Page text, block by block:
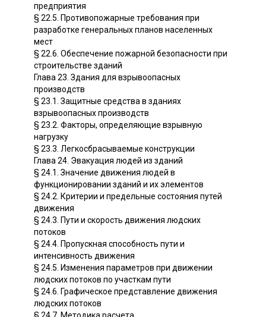
предприятия
§ 22.5. Противопожарные требования при
разработке генеральных планов населенных
мест
§ 22.6. Обеспечение пожарной безопасности при
строительстве зданий
Глава 23. Здания для взрывоопасных
производств
§ 23.1. Защитные средства в зданиях
взрывоопасных производств
§ 23.2. Факторы, определяющие взрывную
нагрузку
§ 23.3. Легкосбрасываемые конструкции
Глава 24. Эвакуация людей из зданий
§ 24.1. Значение движения людей в
функционировании зданий и их элементов
§ 24.2. Критерии и предельные состояния путей
движения
§ 24.3. Пути и скорость движения людских
потоков
§ 24.4. Пропускная способность пути и
интенсивность движения
§ 24.5. Изменения параметров при движении
людских потоков по участкам пути
§ 24.6. Графическое представление движения
людских потоков